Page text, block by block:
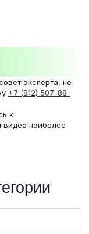
эксперта, не
+7 (812) 507-88-
к
наиболее